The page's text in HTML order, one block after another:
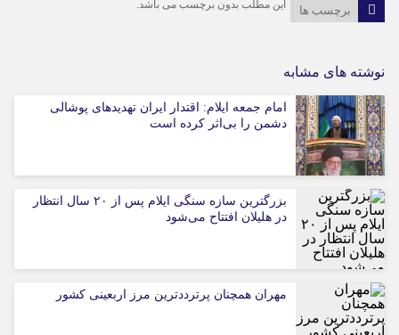
برچسب ها این مطلب بدون برچسب می باشد.
نوشته های مشابه
امام جمعه ایلام: اقتدار ایران تهدیدهای پوشالی
دشمن را بی‌اثر کرده است
بزرگترین سازه سنگی ایلام پس از ۲۰ سال انتظار
در هلیلان افتتاح می‌شود
مهران همچنان پرترددترین مرز اربعینی کشور